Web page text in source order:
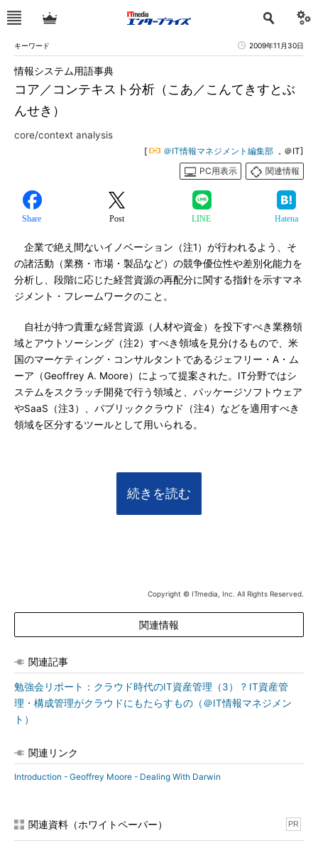
キーワード 2009年11月30日
コア／コンテキスト分析（こあ／こんてきすとぶ
んせき）
情報システム用語事典
core/context analysis
[ ＠IT情報マネジメント編集部 ，＠IT]
PC用表示
関連情報
Share Post LINE Hatena
企業で絶え間ないイノベーション（注1）が行われるよう、そ
の諸活動（業務・市場・製品など）の競争優位性や差別化能力を
分析し、段階に応じた経営資源の再配分に関する指針を示すマネ
ジメント・フレームワークのこと。
自社が持つ貴重な経営資源（人材や資金）を投下すべき業務領
域とアウトソーシング（注2）すべき領域を見分けるもので、米
国のマーケティング・コンサルタントであるジェフリー・A・ム
ーア（Geoffrey A. Moore）によって提案された。IT分野ではシ
ステムをスクラッチ開発で行う領域と、パッケージソフトウェア
やSaaS（注3）、パブリッククラウド（注4）などを適用すべき
領域を区分するツールとして用いられる。
続きを読む
Copyright © ITmedia, Inc. All Rights Reserved.
関連情報
関連記事
勉強会リポート：クラウド時代のIT資産管理（3） ? IT資産管
理・構成管理がクラウドにもたらすもの（＠IT情報マネジメン
ト）
関連リンク
Introduction - Geoffrey Moore - Dealing With Darwin
関連資料（ホワイトペーパー） PR